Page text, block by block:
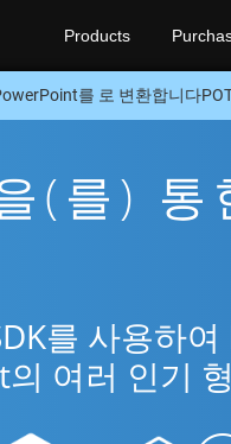
Products
를 로 변환합니다
(를) 통
를 사용하
여러 인기